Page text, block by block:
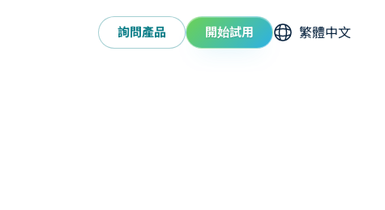
詢問產品 開始試用 選擇語系